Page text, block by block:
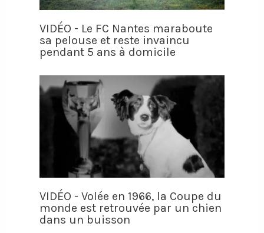
VIDÉO - Le FC Nantes maraboute
sa pelouse et reste invaincu
pendant 5 ans à domicile
VIDÉO - Volée en 1966, la Coupe du
monde est retrouvée par un chien
dans un buisson